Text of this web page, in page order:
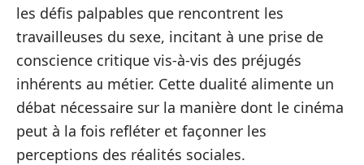
les défis palpables que rencontrent les
travailleuses du sexe, incitant à une prise de
conscience critique vis-à-vis des préjugés
inhérents au métier. Cette dualité alimente un
débat nécessaire sur la manière dont le cinéma
peut à la fois refléter et façonner les
perceptions des réalités sociales.